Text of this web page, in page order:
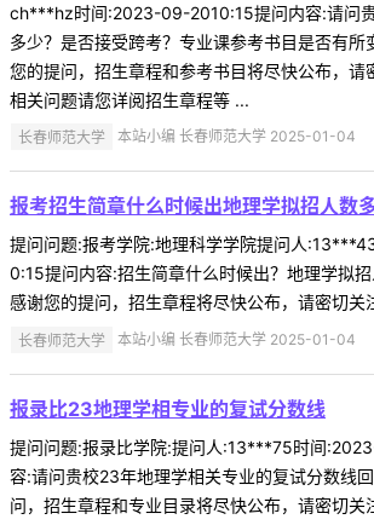
ch***hz时间:2023-09-2010:15提问内容:请问
多少？是否接受跨考？专业课参考书目是否有所
您的提问，招生章程和参考书目将尽快公布，请
相关问题请您详阅招生章程等 ...
长春师范大学 本站小编 长春师范大学 2025-01-04
报考招生简章什么时候出地理学拟招人数
提问问题:报考学院:地理科学学院提问人
0:15提问内容:招生简章什么时候出？地理学拟
感谢您的提问，招生章程将尽快公布，请密切关
长春师范大学 本站小编 长春师范大学 2025-01-04
报录比23地理学相专业的复试分数线
提问问题:报录比学院:提问人:13***75时间
容:请问贵校23年地理学相关专业的复试分数线
问，招生章程和专业目录将尽快公布，请密切关